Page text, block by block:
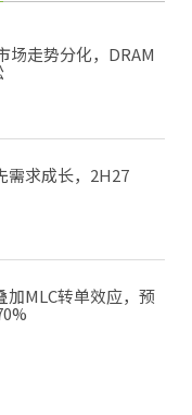
场走势分化，DRAM
需求成长，2H27
MLC转单效应，预